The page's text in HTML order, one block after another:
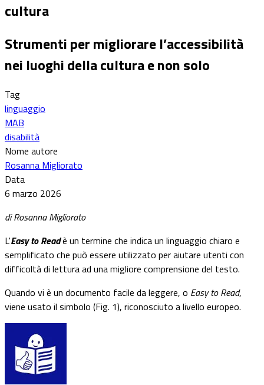
cultura
Strumenti per migliorare l’accessibilità
nei luoghi della cultura e non solo
Tag
linguaggio
MAB
disabilità
Nome autore
Rosanna Migliorato
Data
6 marzo 2026
di Rosanna Migliorato
L'Easy to Readè un termine che indica un linguaggio chiaro e
semplificato che può essere utilizzato per aiutare utenti con
difficoltà di lettura ad una migliore comprensione del testo.
Quando vi è un documento facile da leggere, o Easy to Read,
viene usato il simbolo (Fig. 1), riconosciuto a livello europeo.